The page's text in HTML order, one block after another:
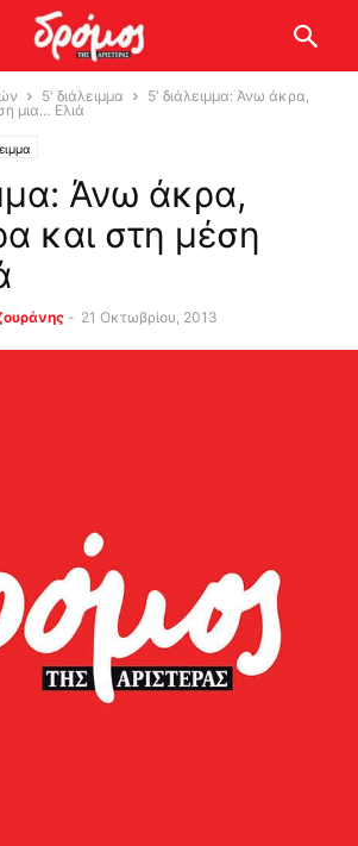
5' διάλειμμα
5′ διάλειμμα: Άνω άκρα,
μια… Ελιά
Άνω άκρα,
και στη μέση
- 21 Οκτωβρίου, 2013